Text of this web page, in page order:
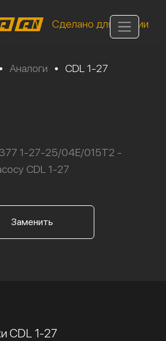
Сделано для России
• Аналоги • CDL 1-27
1-27-25/04Е/015Т2 -
CDL 1-27
Заменить
CDL 1-27